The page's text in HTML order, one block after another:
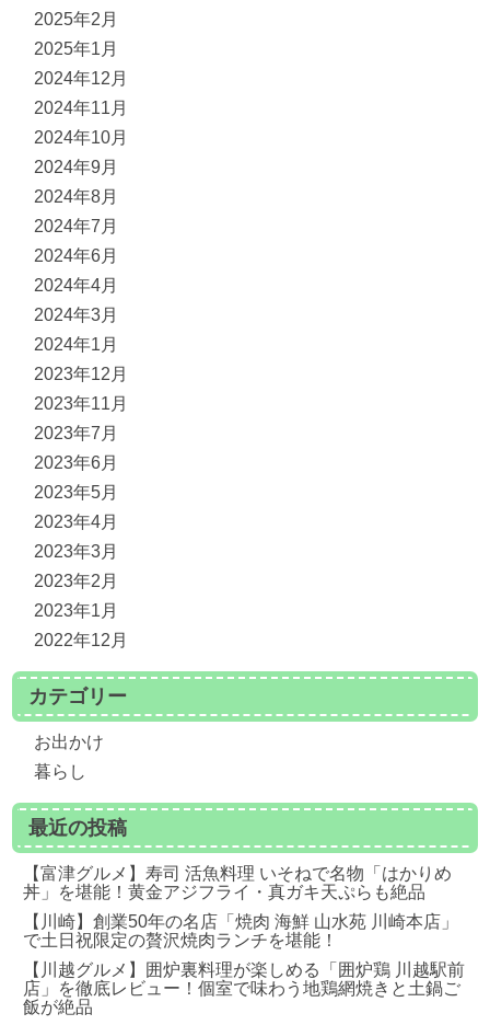
2025年2月
2025年1月
2024年12月
2024年11月
2024年10月
2024年9月
2024年8月
2024年7月
2024年6月
2024年4月
2024年3月
2024年1月
2023年12月
2023年11月
2023年7月
2023年6月
2023年5月
2023年4月
2023年3月
2023年2月
2023年1月
2022年12月
カテゴリー
お出かけ
暮らし
最近の投稿
【富津グルメ】寿司 活魚料理 いそねで名物「はかりめ
丼」を堪能！黄金アジフライ・真ガキ天ぷらも絶品
【川崎】創業50年の名店「焼肉 海鮮 山水苑 川崎本店」
で土日祝限定の贅沢焼肉ランチを堪能！
【川越グルメ】囲炉裏料理が楽しめる「囲炉鶏 川越駅前
店」を徹底レビュー！個室で味わう地鶏網焼きと土鍋ご
飯が絶品